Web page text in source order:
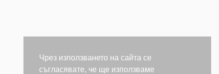
Чрез използването на сайта се
съгласявате, че ще използваме